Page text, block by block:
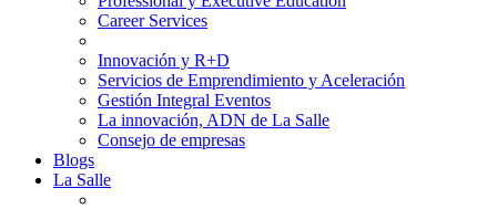
Career Services
Innovación y R+D
Servicios de Emprendimiento y Aceleración
Gestión Integral Eventos
La innovación, ADN de La Salle
Consejo de empresas
Blogs
La Salle